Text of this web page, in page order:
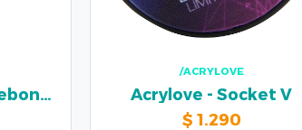
Acrylove - Pincel Debonair no 6
/ACRYLOVE
Acrylove - Socket V
$ 1.290